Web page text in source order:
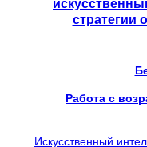
стратегии
Работа с
Искусственный